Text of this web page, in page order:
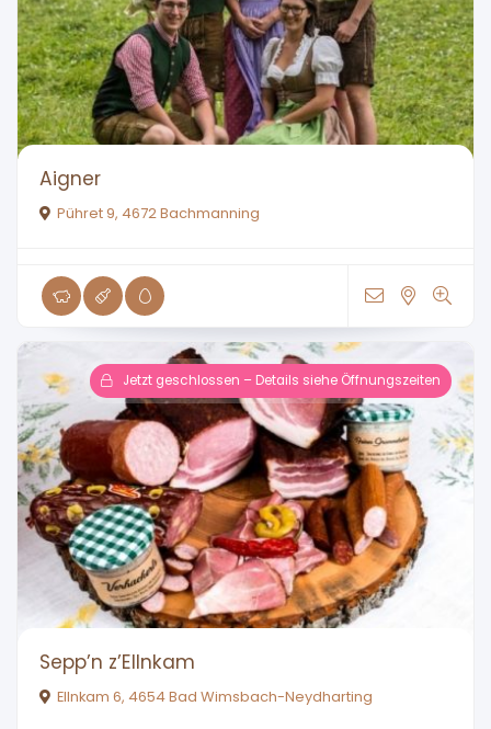
Aigner
Pühret 9, 4672 Bachmanning
Jetzt geschlossen – Details siehe Öffnungszeiten
Sepp’n z’Ellnkam
Ellnkam 6, 4654 Bad Wimsbach-Neydharting